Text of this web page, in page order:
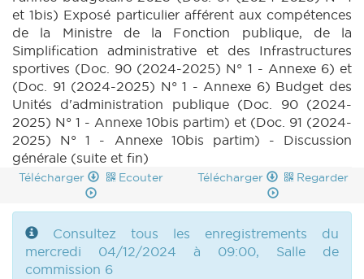
|DECRET 31 N° 2 (2024-2025) (PDF) |BT
61 (2024-2025) (PDF)
|CRIC 51 (2024-2025)
(PDF)
|
et 1bis) Exposé particulier afférent aux compétences
de la Ministre de la Fonction publique, de la
Simplification administrative et des Infrastructures
sportives (Doc. 90 (2024-2025) N° 1 - Annexe 6) et
(Doc. 91 (2024-2025) N° 1 - Annexe 6) Budget des
Unités d'administration publique (Doc. 90 (2024-
2025) N° 1 - Annexe 10bis partim) et (Doc. 91 (2024-
2025) N° 1 - Annexe 10bis partim) - Discussion
générale (suite et fin)
Télécharger Ecouter Télécharger Regarder
Consultez tous les enregistrements du
mercredi 04/12/2024 à 09:00, Salle de
commission 6